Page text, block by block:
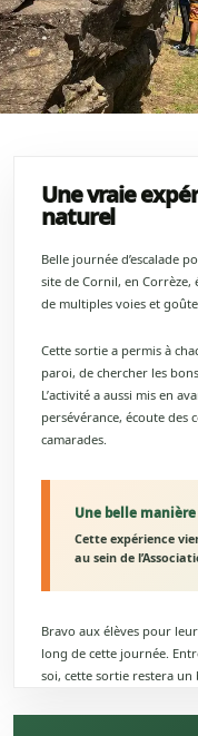
Une vraie
naturel
Belle journée d’escalade
site de Cornil, en Corrèze,
de multiples voies et
Cette sortie a permis à
paroi, de chercher les
L’activité a aussi mis en
persévérance, écoute des
camarades.
Une belle
Cette expérience
au sein de
Bravo aux élèves pour
long de cette journée.
soi, cette sortie restera un